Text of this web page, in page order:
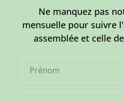
Ne manquez pas
mensuelle pour suivre
assemblée et celle